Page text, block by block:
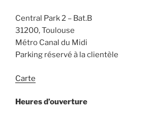
Central Park 2 – Bat.B
31200, Toulouse
Métro Canal du Midi
Parking réservé à la clientèle
Carte
Heures d’ouverture